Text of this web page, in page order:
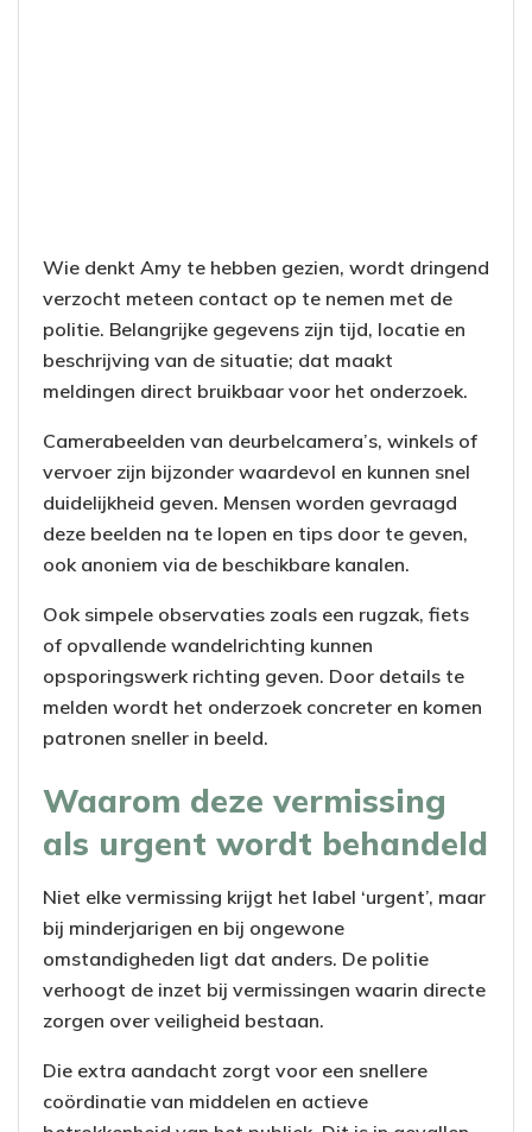
Wie denkt Amy te hebben gezien, wordt dringend
verzocht meteen contact op te nemen met de
politie. Belangrijke gegevens zijn tijd, locatie en
beschrijving van de situatie; dat maakt
meldingen direct bruikbaar voor het onderzoek.
Camerabeelden van deurbelcamera’s, winkels of
vervoer zijn bijzonder waardevol en kunnen snel
duidelijkheid geven. Mensen worden gevraagd
deze beelden na te lopen en tips door te geven,
ook anoniem via de beschikbare kanalen.
Ook simpele observaties zoals een rugzak, fiets
of opvallende wandelrichting kunnen
opsporingswerk richting geven. Door details te
melden wordt het onderzoek concreter en komen
patronen sneller in beeld.
Waarom deze vermissing
als urgent wordt behandeld
Niet elke vermissing krijgt het label ‘urgent’, maar
bij minderjarigen en bij ongewone
omstandigheden ligt dat anders. De politie
verhoogt de inzet bij vermissingen waarin directe
zorgen over veiligheid bestaan.
Die extra aandacht zorgt voor een snellere
coördinatie van middelen en actieve